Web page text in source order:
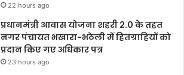
22 hours ago
प्रधानमंत्री आवास योजना शहरी 2.0 के तहत
नगर पंचायत भखारा-भठेली में हितग्राहियों को
प्रदान किए गए अधिकार पत्र
23 hours ago